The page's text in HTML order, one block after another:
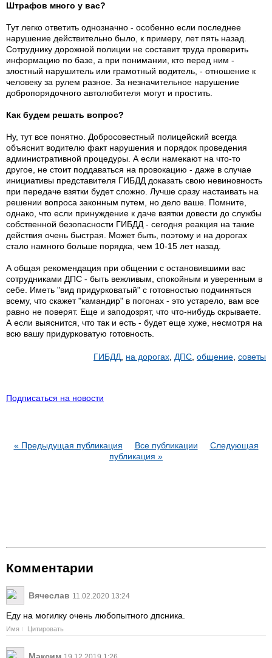
Штрафов много у вас?
Тут легко ответить однозначно - особенно если последнее
нарушение действительно было, к примеру, лет пять назад.
Сотруднику дорожной полиции не составит труда проверить
информацию по базе, а при понимании, кто перед ним -
злостный нарушитель или грамотный водитель, - отношение к
человеку за рулем разное. За незначительное нарушение
добропорядочного автолюбителя могут и простить.
Как будем решать вопрос?
Ну, тут все понятно. Добросовестный полицейский всегда
объяснит водителю факт нарушения и порядок проведения
административной процедуры. А если намекают на что-то
другое, не стоит поддаваться на провокацию - даже в случае
инициативы представителя ГИБДД доказать свою невиновность
при передаче взятки будет сложно. Лучше сразу настаивать на
решении вопроса законным путем, но дело ваше. Помните,
однако, что если принуждение к даче взятки довести до службы
собственной безопасности ГИБДД - сегодня реакция на такие
действия очень быстрая. Может быть, поэтому и на дорогах
стало намного больше порядка, чем 10-15 лет назад.
А общая рекомендация при общении с остановившими вас
сотрудниками ДПС - быть вежливым, спокойным и уверенным в
себе. Иметь "вид придурковатый" с готовностью подчиняться
всему, что скажет "камандир" в погонах - это устарело, вам все
равно не поверят. Еще и заподозрят, что что-нибудь скрываете.
А если выяснится, что так и есть - будет еще хуже, несмотря на
всю вашу придурковатую готовность.
ГИБДД, на дорогах, ДПС, общение, советы
Подписаться на новости
« Предыдущая публикация Все публикации
Следующая
публикация »
Комментарии
Вячеслав 11.02.2020 13:24
Еду на могилку очень любопытного дпсника.
Имя Цитировать